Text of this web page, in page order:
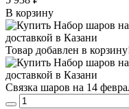
В корзину
Товар добавлен в
Связка шаров на 14